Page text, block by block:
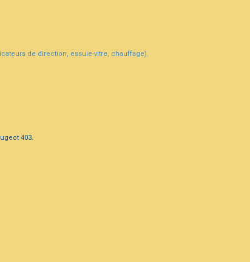
de direction, essuie-vitre, chauffage).
403.